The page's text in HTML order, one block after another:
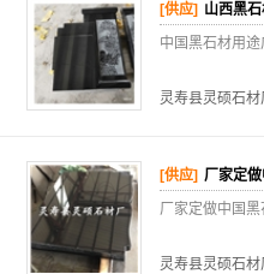
[供应] 山西黑
中国黑石材用
灵寿县灵硕石材
[供应] 厂家定
厂家定做中国
灵寿县灵硕石材